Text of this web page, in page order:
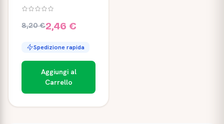
8,20 €2,46 €
Spedizione rapida
Aggiungi al
Carrello